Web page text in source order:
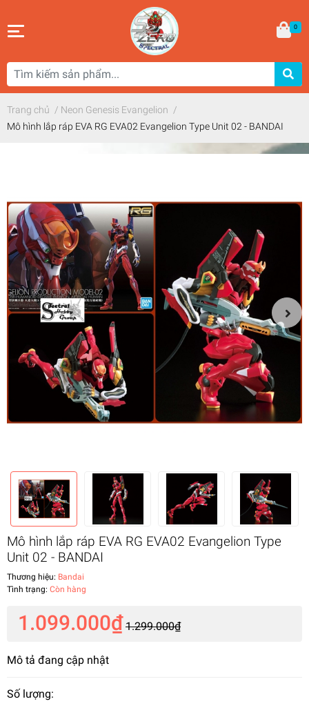
0
Trang chủ / Neon Genesis Evangelion /
Mô hình lắp ráp EVA RG EVA02 Evangelion Type Unit 02 - BANDAI
Mô hình lắp ráp EVA RG EVA02 Evangelion Type
Unit 02 - BANDAI
Thương hiệu: Bandai
Tình trạng: Còn hàng
1.099.000₫ 1.299.000₫
Mô tả đang cập nhật
Số lượng: